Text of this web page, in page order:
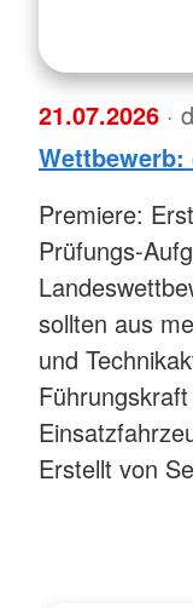
21.07.2026 ·
Premiere:
Prüfungs-
sollten aus
und
Erstellt von